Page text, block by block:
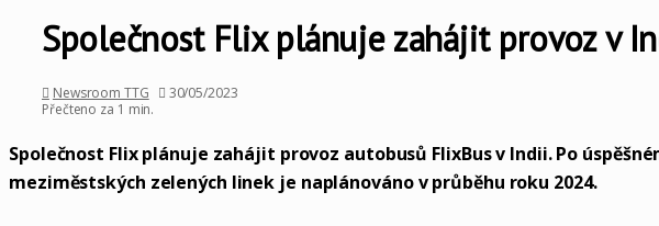
Společnost Flix plánuje zahájit provoz v
Newsroom TTG
30/05/2023
Přečteno za 1 min.
Společnost Flix plánuje zahájit provoz autobusů FlixBus v Indii. Po
meziměstských zelených linek je naplánováno v průběhu roku 2024.